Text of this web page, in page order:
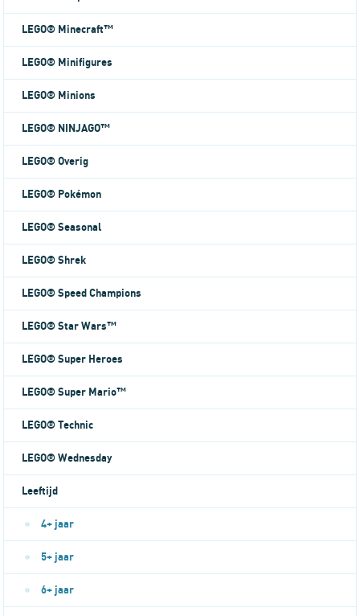
LEGO® Minecraft™
LEGO® Minifigures
LEGO® Minions
LEGO® NINJAGO™
LEGO® Overig
LEGO® Pokémon
LEGO® Seasonal
LEGO® Shrek
LEGO® Speed Champions
LEGO® Star Wars™
LEGO® Super Heroes
LEGO® Super Mario™
LEGO® Technic
LEGO® Wednesday
Leeftijd
4+ jaar
5+ jaar
6+ jaar